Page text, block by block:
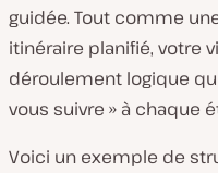
guidée. Tout comme
itinéraire planifié, votre
déroulement logique
vous suivre » à chaque
Voici un exemple de